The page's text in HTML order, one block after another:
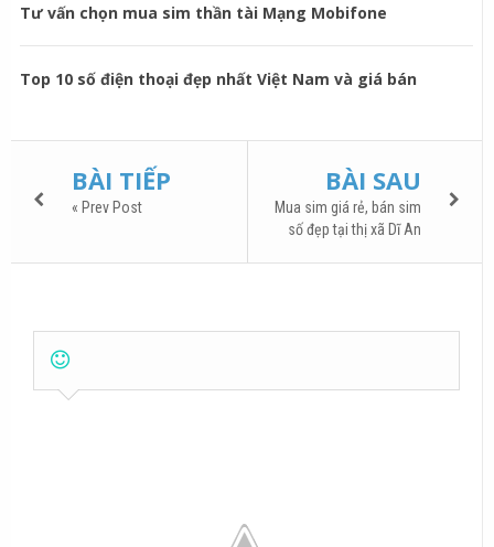
Tư vấn chọn mua sim thần tài Mạng Mobifone
Top 10 số điện thoại đẹp nhất Việt Nam và giá bán
BÀI TIẾP
« Prev Post
BÀI SAU
Mua sim giá rẻ, bán sim
số đẹp tại thị xã Dĩ An